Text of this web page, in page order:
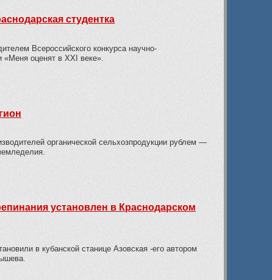
студентка
Всероссийского конкурса научно-
«Меня оценят в ХХI веке».
органической сельхозпродукции рублем —
установлен в Краснодарском
в кубанской станице Азовская -его автором